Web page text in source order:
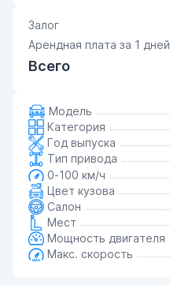
Залог
Арендная плата за 1 дней
Всего
Модель
Категория
Год выпуска
Тип привода
0-100 км/ч
Цвет кузова
Салон
Мест
Мощность двигателя
Макс. скорость